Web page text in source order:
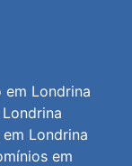
em Londrina
Londrina
em